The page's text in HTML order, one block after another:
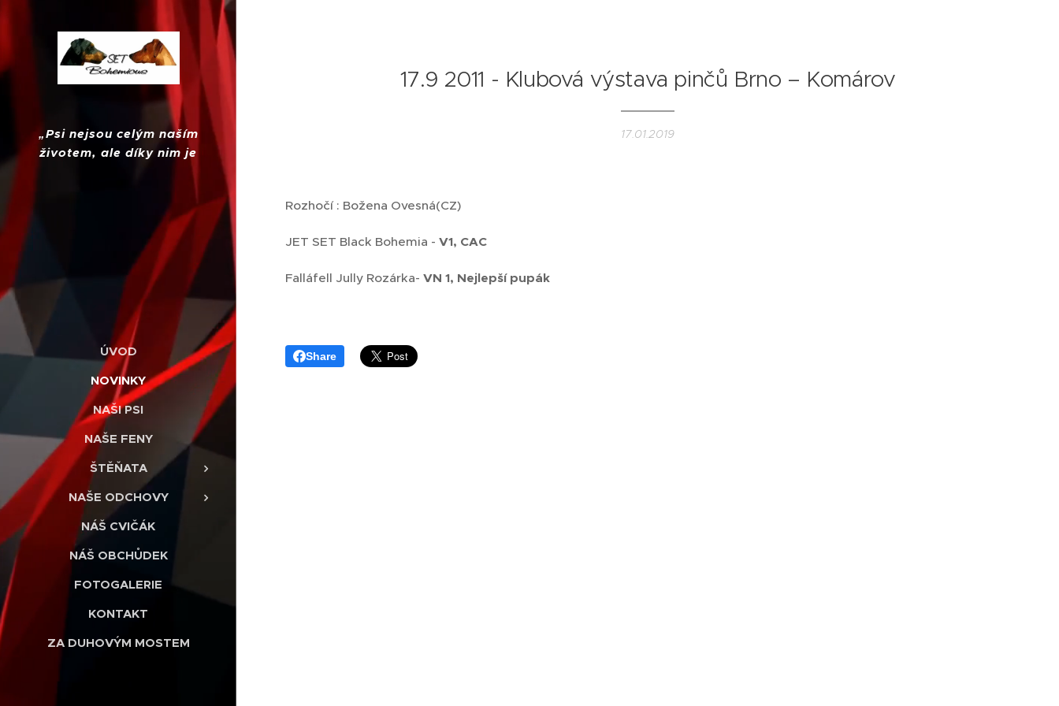
„Psi nejsou celým naším
životem, ale díky nim je
ÚVOD
NOVINKY
NAŠI PSI
NAŠE FENY
ŠTĚŇATA
NAŠE ODCHOVY
NÁŠ CVIČÁK
NÁŠ OBCHŮDEK
FOTOGALERIE
KONTAKT
ZA DUHOVÝM MOSTEM
17.9 2011 - Klubová výstava pinčů Brno – Komárov
17.01.2019
Rozhočí : Božena Ovesná(CZ)
JET SET Black Bohemia - V1, CAC
Falláfell Jully Rozárka- VN 1, Nejlepší pupák
Share